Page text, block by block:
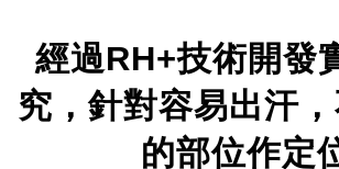
最大的透氣
經過RH+技術開發
究，針對容易出汗
的部位作定